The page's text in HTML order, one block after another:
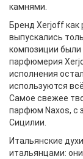
камнями.
Бренд Xerjoff как
выпускались
композиции были
парфюмерия
исполнения
используются
Самое свежее
парфюм Naxos, с
Сицилии.
Итальянские
итальянцами: